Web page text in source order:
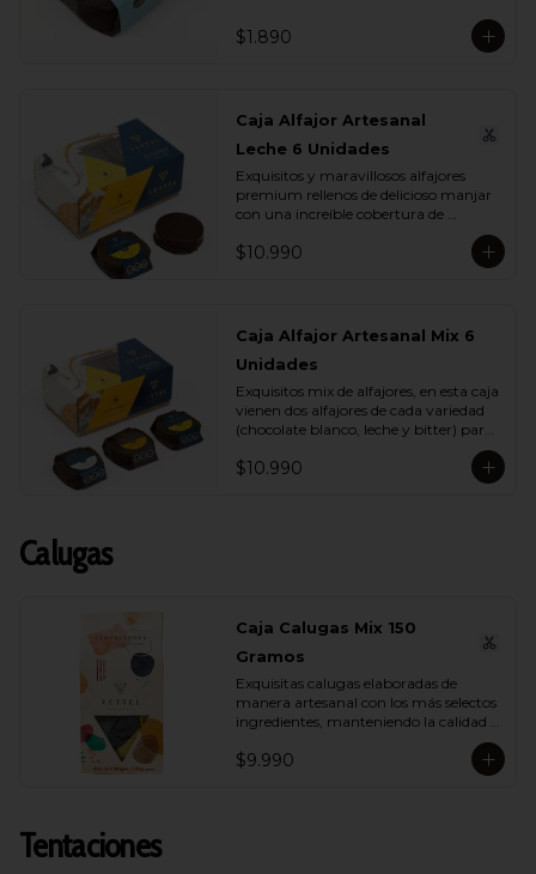
azúcar, manteniendo todo el sabor y
la textura que buscas.
$1.890
Caja Alfajor Artesanal
Leche 6 Unidades
Exquisitos y maravillosos alfajores
premium rellenos de delicioso manjar
con una increíble cobertura de
compartir con quienes más queremos.
$10.990
Caja Alfajor Artesanal Mix 6
Unidades
Exquisitos mix de alfajores, en esta caja
vienen dos alfajores de cada variedad
(chocolate blanco, leche y bitter) para
querido.
$10.990
Calugas
Caja Calugas Mix 150
Gramos
Exquisitas calugas elaboradas de
manera artesanal con los más selectos
ingredientes, manteniendo la calidad
propia de Vettel. Encuéntralas en sus
distintas variedades para que
$9.990
Tentaciones